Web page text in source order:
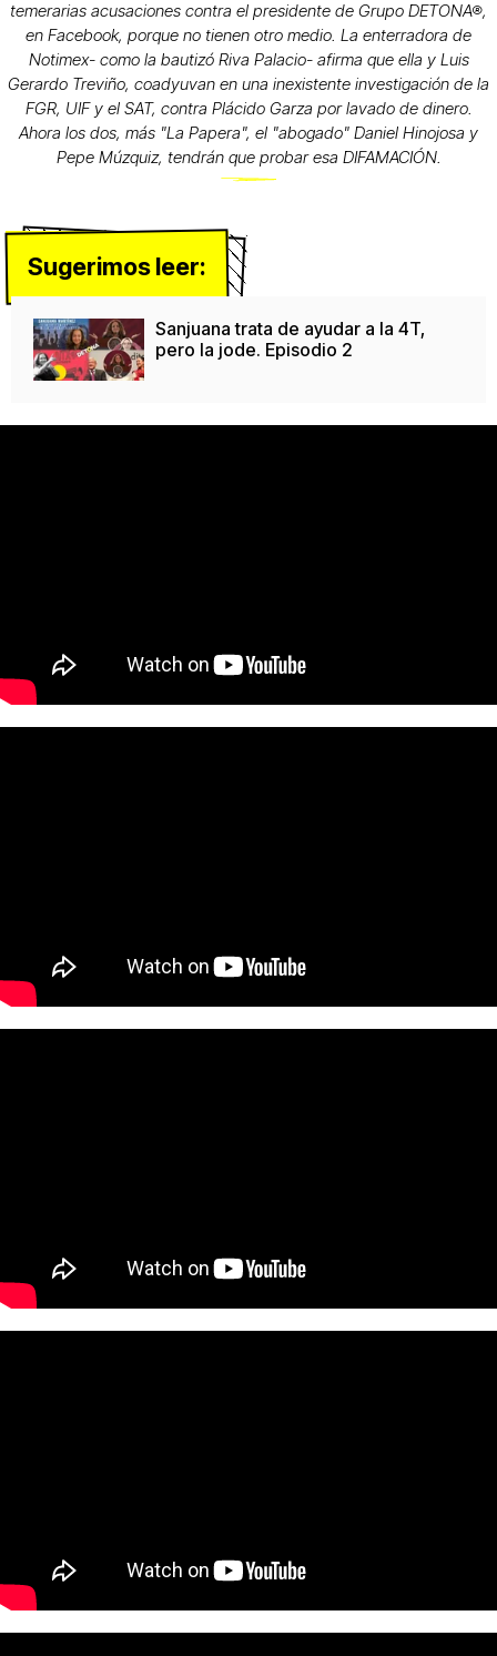
temerarias acusaciones contra el presidente de Grupo DETONA®,
en Facebook, porque no tienen otro medio. La enterradora de
Notimex- como la bautizó Riva Palacio- afirma que ella y Luis
Gerardo Treviño, coadyuvan en una inexistente investigación de la
FGR, UIF y el SAT, contra Plácido Garza por lavado de dinero.
Ahora los dos, más "La Papera", el "abogado" Daniel Hinojosa y
Pepe Múzquiz, tendrán que probar esa DIFAMACIÓN.
Sugerimos leer:
Sanjuana trata de ayudar a la 4T,
pero la jode. Episodio 2